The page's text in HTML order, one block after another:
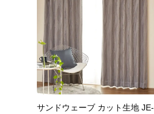
サンドウェーブ カット生地 JE-